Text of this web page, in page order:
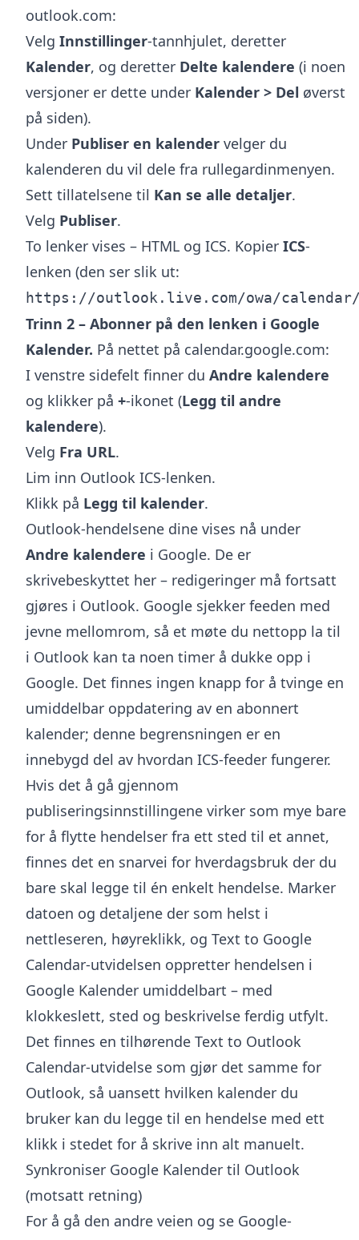
outlook.com:
Velg Innstillinger-tannhjulet, deretter
Kalender, og deretter Delte kalendere (i noen
versjoner er dette under Kalender > Del øverst
på siden).
Under Publiser en kalender velger du
kalenderen du vil dele fra rullegardinmenyen.
Sett tillatelsene til Kan se alle detaljer.
Velg Publiser.
To lenker vises – HTML og ICS. Kopier ICS-
lenken (den ser slik ut:
https://outlook.live.com/owa/
Trinn 2 – Abonner på den lenken i Google
Kalender. På nettet på calendar.google.com:
I venstre sidefelt finner du Andre kalendere
og klikker på +-ikonet (Legg til andre
kalendere).
Velg Fra URL.
Lim inn Outlook ICS-lenken.
Klikk på Legg til kalender.
Outlook-hendelsene dine vises nå under
Andre kalendere i Google. De er
skrivebeskyttet her – redigeringer må fortsatt
gjøres i Outlook. Google sjekker feeden med
jevne mellomrom, så et møte du nettopp la til
i Outlook kan ta noen timer å dukke opp i
Google. Det finnes ingen knapp for å tvinge en
umiddelbar oppdatering av en abonnert
kalender; denne begrensningen er en
innebygd del av hvordan ICS-feeder fungerer.
Hvis det å gå gjennom
publiseringsinnstillingene virker som mye bare
for å flytte hendelser fra ett sted til et annet,
finnes det en snarvei for hverdagsbruk der du
bare skal legge til én enkelt hendelse. Marker
datoen og detaljene der som helst i
nettleseren, høyreklikk, og Text to Google
Calendar-utvidelsen oppretter hendelsen i
Google Kalender umiddelbart – med
klokkeslett, sted og beskrivelse ferdig utfylt.
Det finnes en tilhørende Text to Outlook
Calendar-utvidelse som gjør det samme for
Outlook, så uansett hvilken kalender du
bruker kan du legge til en hendelse med ett
klikk i stedet for å skrive inn alt manuelt.
Synkroniser Google Kalender til Outlook
(motsatt retning)
For å gå den andre veien og se Google-